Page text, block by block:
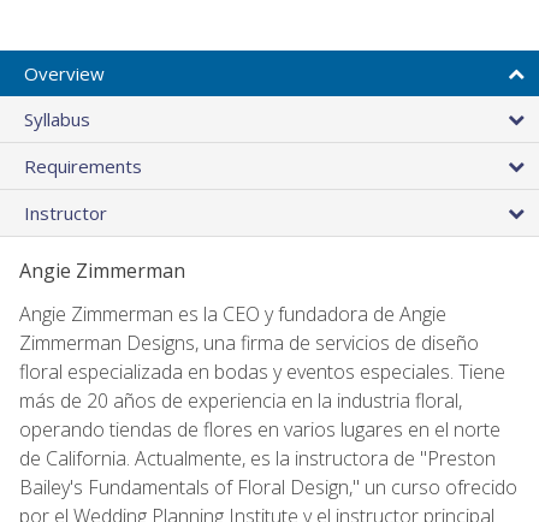
Overview
Syllabus
Requirements
Instructor
Angie Zimmerman
Angie Zimmerman es la CEO y fundadora de Angie
Zimmerman Designs, una firma de servicios de diseño
floral especializada en bodas y eventos especiales. Tiene
más de 20 años de experiencia en la industria floral,
operando tiendas de flores en varios lugares en el norte
de California. Actualmente, es la instructora de "Preston
Bailey's Fundamentals of Floral Design," un curso ofrecido
por el Wedding Planning Institute y el instructor principal